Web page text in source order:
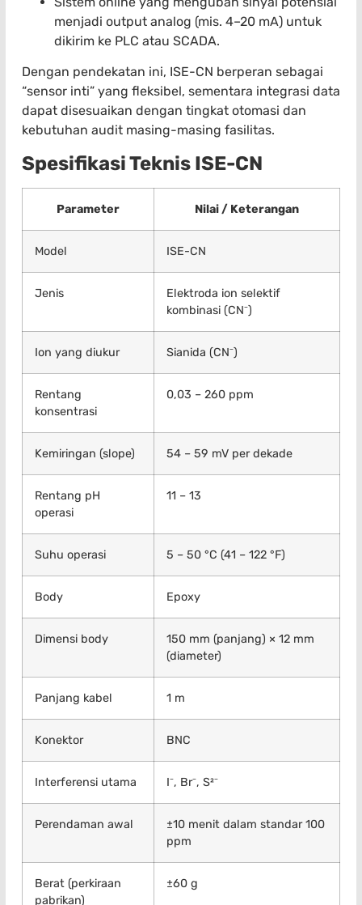
menjadi output analog (mis. 4–20 mA) untuk
dikirim ke PLC atau SCADA.
Dengan pendekatan ini, ISE-CN berperan sebagai
“sensor inti” yang fleksibel, sementara integrasi data
dapat disesuaikan dengan tingkat otomasi dan
kebutuhan audit masing-masing fasilitas.
Spesifikasi Teknis ISE-CN
Parameter Nilai / Keterangan
Model ISE-CN
Jenis
Elektroda ion selektif
kombinasi (CN⁻)
Ion yang diukur Sianida (CN⁻)
Rentang
konsentrasi
0,03 – 260 ppm
Kemiringan (slope) 54 – 59 mV per dekade
Rentang pH
operasi
11 – 13
Suhu operasi 5 – 50 °C (41 – 122 °F)
Body Epoxy
Dimensi body
150 mm (panjang) × 12 mm
(diameter)
Panjang kabel 1 m
Konektor BNC
Interferensi utama I⁻, Br⁻, S²⁻
Perendaman awal
±10 menit dalam standar 100
ppm
Berat (perkiraan
pabrikan)
±60 g